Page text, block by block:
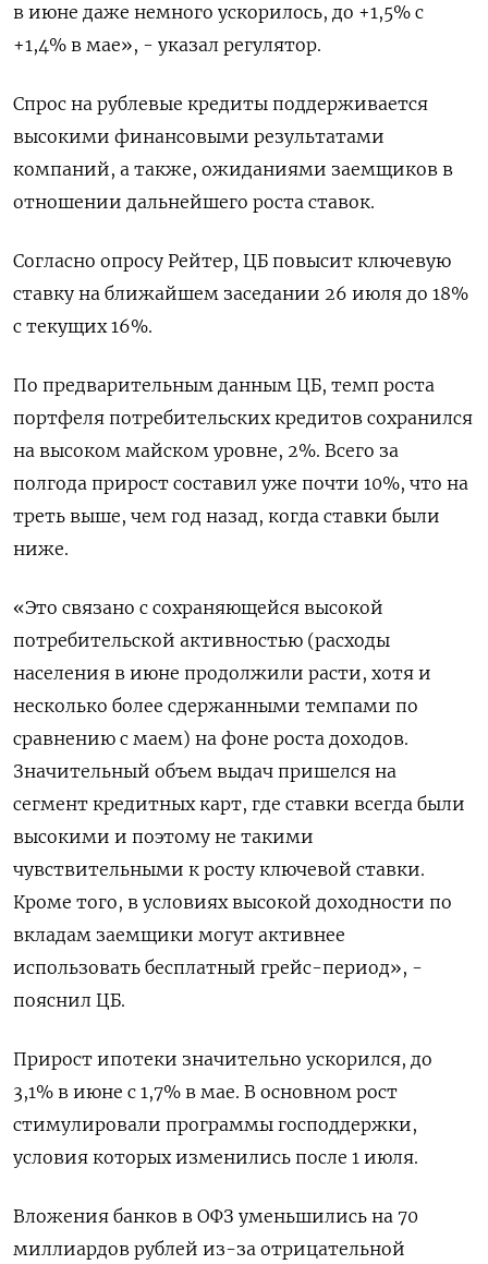
в июне даже немного ускорилось, до +1,5% с
+1,4% в мае», - указал регулятор.
Спрос на рублевые кредиты поддерживается
высокими финансовыми результатами
компаний, а также, ожиданиями заемщиков в
отношении дальнейшего роста ставок.
Согласно опросу Рейтер, ЦБ повысит ключевую
ставку на ближайшем заседании 26 июля до 18%
с текущих 16%.
По предварительным данным ЦБ, темп роста
портфеля потребительских кредитов сохранился
на высоком майском уровне, 2%. Всего за
полгода прирост составил уже почти 10%, что на
треть выше, чем год назад, когда ставки были
ниже.
«Это связано с сохраняющейся высокой
потребительской активностью (расходы
населения в июне продолжили расти, хотя и
несколько более сдержанными темпами по
сравнению с маем) на фоне роста доходов.
Значительный объем выдач пришелся на
сегмент кредитных карт, где ставки всегда были
высокими и поэтому не такими
чувствительными к росту ключевой ставки.
Кроме того, в условиях высокой доходности по
вкладам заемщики могут активнее
использовать бесплатный грейс-период», -
пояснил ЦБ.
Прирост ипотеки значительно ускорился, до
3,1% в июне с 1,7% в мае. В основном рост
стимулировали программы господдержки,
условия которых изменились после 1 июля.
Вложения банков в ОФЗ уменьшились на 70
миллиардов рублей из-за отрицательной